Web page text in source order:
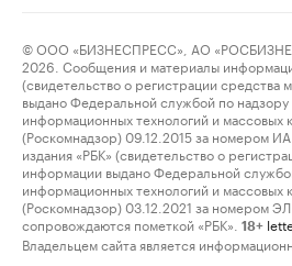
© ООО «БИЗНЕСПРЕСС», АО
2026. Сообщения и материалы
(свидетельство о регистрации средства
выдано Федеральной службой по надзору
информационных технологий и массовых
(Роскомнадзор) 09.12.2015 за номером
издания «РБК» (свидетельство о
информации выдано Федеральной
информационных технологий и массовых
(Роскомнадзор) 03.12.2021 за номером
сопровождаются пометкой «РБК».
18+
Владельцем сайта является